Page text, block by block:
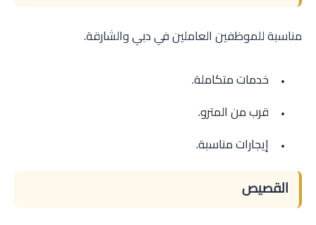
مناسبة للموظفين العاملين في دبي والشارقة.
خدمات متكاملة.
قرب من المترو.
إيجارات مناسبة.
القصيص